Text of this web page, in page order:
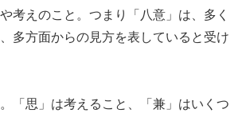
考えのこと。つまり「八意」は、多く
多方面からの見方を表していると受け
「思」は考えること、「兼」はいくつ